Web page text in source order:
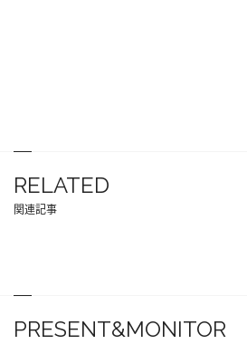
RELATED
関連記事
PRESENT&MONITOR